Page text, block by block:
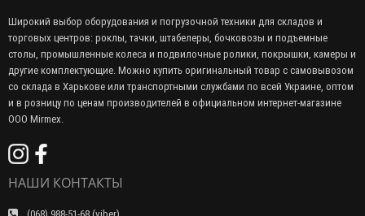
Широкий выбор оборудования и погрузочной техники для складов и
торговых центров: роклы, тачки, штабелеры, бочковозы и подъемные
столы, промышленные колеса и подвилочные ролики, покрышки, камеры и
другие комплектующие. Можно купить оригинальный товар с самовывозом
со склада в Харькове или транспортными службами по всей Украине, оптом
и в розницу по ценам производителей в официальном интернет-магазине
ООО Mirmex.
НАШИ КОНТАКТЫ